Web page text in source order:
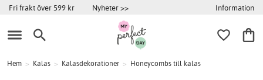
Fri frakt över 599 kr Nyheter >> Information
Hem > Kalas > Kalasdekorationer > Honeycombs till kalas